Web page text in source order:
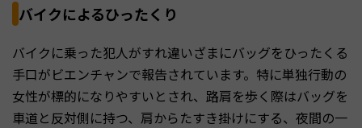
バイクによるひったくり
バイクに乗った犯人がすれ違いざまにバッグをひったくる
手口がビエンチャンで報告されています。特に単独行動の
女性が標的になりやすいとされ、路肩を歩く際はバッグを
車道と反対側に持つ、肩からたすき掛けにする、夜間の一